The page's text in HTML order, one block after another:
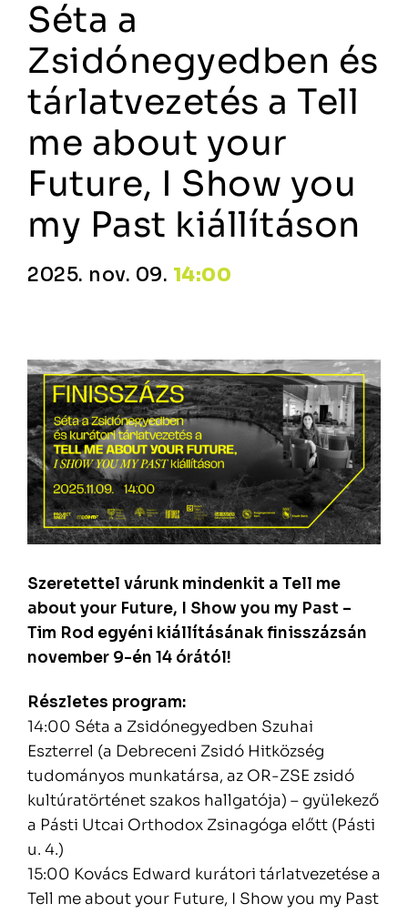
Séta a
Zsidónegyedben és
tárlatvezetés a Tell
me about your
Future, I Show you
my Past kiállításon
2025. nov. 09. 14:00
Szeretettel várunk mindenkit a Tell me
about your Future, I Show you my Past –
Tim Rod egyéni kiállításának finisszázsán
november 9-én 14 órától!
Részletes program:
14:00 Séta a Zsidónegyedben Szuhai
Eszterrel (a Debreceni Zsidó Hitközség
tudományos munkatársa, az OR-ZSE zsidó
kultúratörténet szakos hallgatója) – gyülekező
a Pásti Utcai Orthodox Zsinagóga előtt (Pásti
u. 4.)
15:00 Kovács Edward kurátori tárlatvezetése a
Tell me about your Future, I Show you my Past